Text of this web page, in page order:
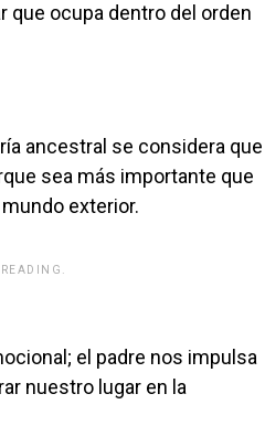
que ocupa dentro del orden
ancestral se considera que
sea más importante que
exterior.
el padre nos impulsa
nuestro lugar en la